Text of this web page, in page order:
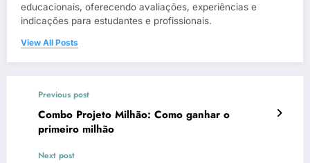
educacionais, oferecendo avaliações, experiências e
indicações para estudantes e profissionais.
View All Posts
Previous post
Combo Projeto Milhão: Como ganhar o
primeiro milhão
Next post